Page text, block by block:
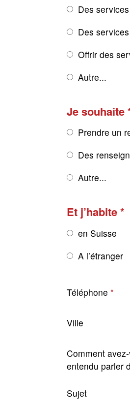
Des
Des
Offrir des
Autre...
Je souhaite
Prendre un
Des
Autre...
Et j’habite
en Suisse
A l’étranger
Téléphone
Ville
Comment
entendu parler
Sujet